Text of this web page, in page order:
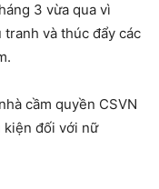
3 vừa qua vì
và thúc đẩy các
cầm quyền CSVN
kiện đối với nữ